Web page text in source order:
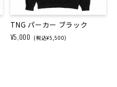
TNG パーカー ブラック
¥5,000 (税込¥5,500)